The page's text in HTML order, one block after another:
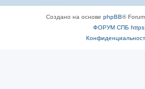
Создано на основе phpBB®
ФОРУМ СПБ